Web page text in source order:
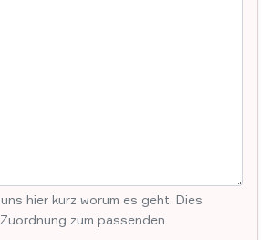
hier kurz worum es geht. Dies
zum passenden